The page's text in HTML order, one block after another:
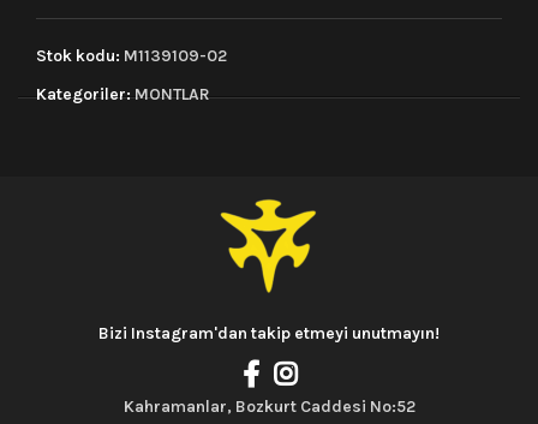
Stok kodu: M1139109-02
Kategoriler:MONTLAR
Bizi Instagram'dan takip etmeyi unutmayın!
Kahramanlar, Bozkurt Caddesi No:52